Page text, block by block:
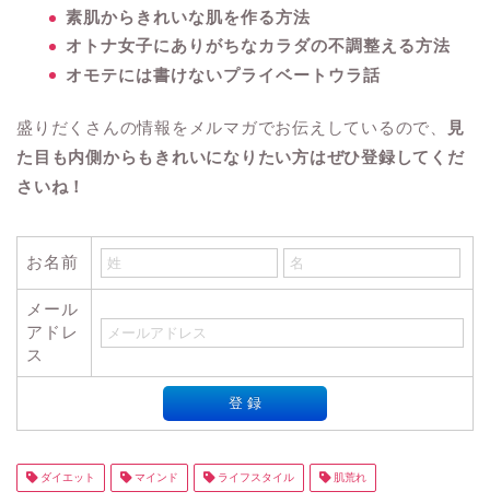
素肌からきれいな肌を作る方法
オトナ女子にありがちなカラダの不調整える方法
オモテには書けないプライベートウラ話
盛りだくさんの情報をメルマガでお伝えしているので、
見
た目も内側からもきれいになりたい方はぜひ登録してくだ
さいね！
お名前
メール
アドレ
ス
ダイエット マインド ライフスタイル 肌荒れ